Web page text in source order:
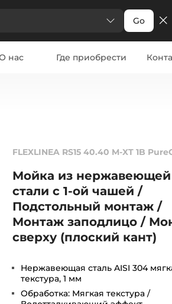
Go
нас Где приобрести
FLEXLINEA RS15 40.40 M-XT 1B
Мойка из нержавеющей
стали с 1-ой чашей /
Подстольный монтаж /
Монтаж заподлицо /
сверху (плоский кант)
Нержавеющая сталь AISI 304
текстура, 1 мм
Обработка: Мягкая текстура /